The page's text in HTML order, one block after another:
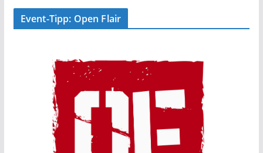
Event-Tipp: Open Flair